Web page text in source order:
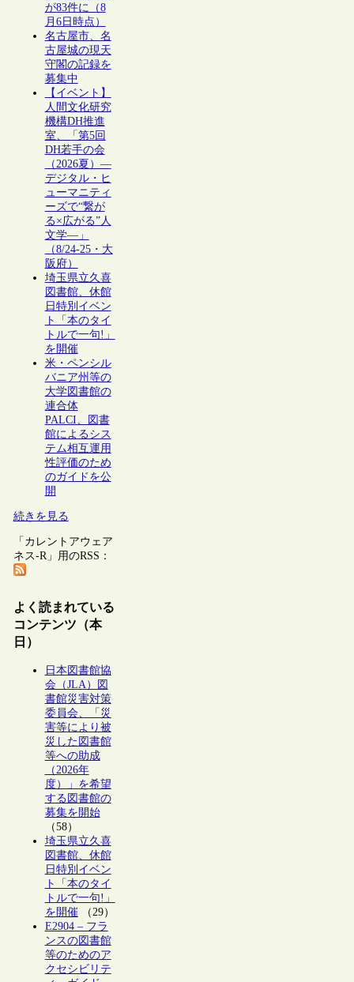
が83件に（8
月6日時点）
名古屋市、名
古屋城の現天
守閣の記録を
募集中
【イベント】
人間文化研究
機構DH推進
室、「第5回
DH若手の会
（2026夏）―
デジタル・ヒ
ューマニティ
ーズで“繋が
る×広がる”人
文学―」
（8/24-25・大
阪府）
埼玉県立久喜
図書館、休館
日特別イベン
ト「本のタイ
トルで一句!」
を開催
米・ペンシル
バニア州等の
大学図書館の
連合体
PALCI、図書
館によるシス
テム相互運用
性評価のため
のガイドを公
開
続きを見る
「カレントアウェア
ネス-R」用のRSS：
よく読まれている
コンテンツ（本
日）
日本図書館協
会（JLA）図
書館災害対策
委員会、「災
害等により被
災した図書館
等への助成
（2026年
度）」を希望
する図書館の
募集を開始
（58）
埼玉県立久喜
図書館、休館
日特別イベン
ト「本のタイ
トルで一句!」
を開催（29）
E2904 – フラ
ンスの図書館
等のためのア
クセシビリテ